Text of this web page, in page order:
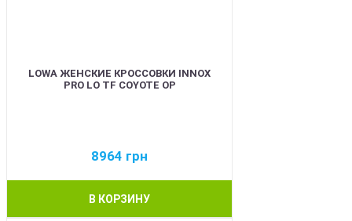
LOWA ЖЕНСКИЕ КРОССОВКИ INNOX
PRO LO TF COYOTE OP
8964 грн
В КОРЗИНУ